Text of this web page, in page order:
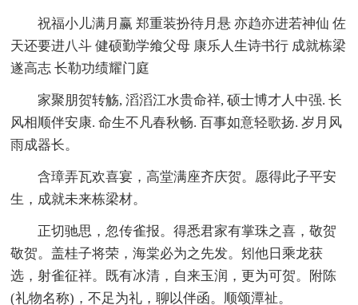
祝福小儿满月赢 郑重装扮待月悬 亦趋亦进若神仙 佐
天还要进八斗 健硕勤学飨父母 康乐人生诗书行 成就栋梁
遂高志 长勒功绩耀门庭
家聚朋贺转觞, 滔滔江水贵命祥, 硕士博才人中强. 长
风相顺伴安康. 命生不凡春秋畅. 百事如意轻歌扬. 岁月风
雨成器长。
含璋弄瓦欢喜宴，高堂满座齐庆贺。愿得此子平安
生，成就未来栋梁材。
正切驰思，忽传雀报。得悉君家有掌珠之喜，敬贺
敬贺。盖桂子将荣，海棠必为之先发。矧他日乘龙获
选，射雀征祥。既有冰清，自来玉润，更为可贺。附陈
(礼物名称)，不足为礼，聊以伴函。顺颂潭祉。